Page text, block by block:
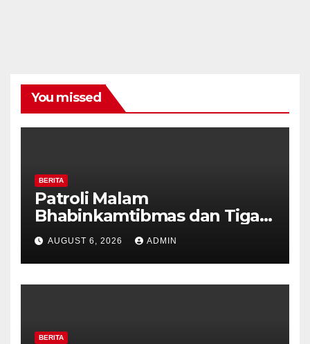
You missed
BERITA
Patroli Malam
Bhabinkamtibmas dan Tiga
Pilar Kelurahan Ungaran
Perkuat Kamtibmas, Warga
Diajak Aktifkan Ronda
AUGUST 6, 2026 ADMIN
BERITA